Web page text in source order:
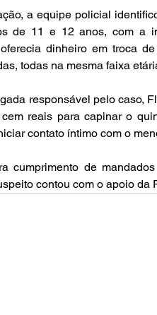
a equipe policial
de 11 e 12 anos, com a
dinheiro em troca
todas na mesma faixa
responsável pelo caso,
reais para capinar o
contato íntimo com o
cumprimento de
contou com o apoio da